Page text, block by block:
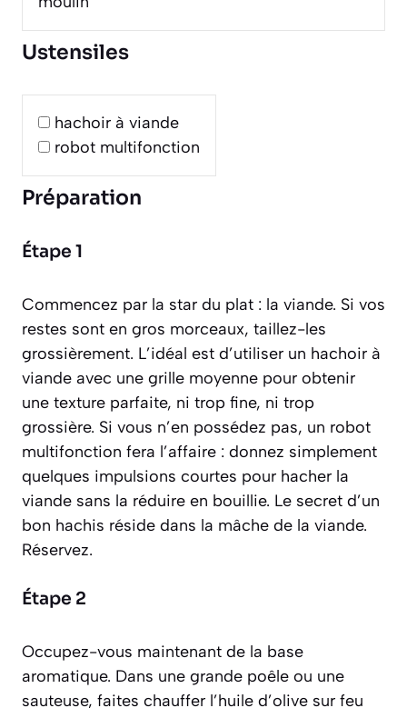
Ustensiles
hachoir à viande
robot multifonction
Préparation
Étape 1
Commencez par la star du plat : la viande. Si vos
restes sont en gros morceaux, taillez-les
grossièrement. L’idéal est d’utiliser un hachoir à
viande avec une grille moyenne pour obtenir
une texture parfaite, ni trop fine, ni trop
grossière. Si vous n’en possédez pas, un robot
multifonction fera l’affaire : donnez simplement
quelques impulsions courtes pour hacher la
viande sans la réduire en bouillie. Le secret d’un
bon hachis réside dans la mâche de la viande.
Réservez.
Étape 2
Occupez-vous maintenant de la base
aromatique. Dans une grande poêle ou une
sauteuse, faites chauffer l’huile d’olive sur feu